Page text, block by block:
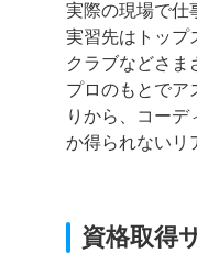
実際の現場で仕
実習先はトップ
クラブなどさま
プロのもとでア
りから、コーデ
か得られないリ
資格取得